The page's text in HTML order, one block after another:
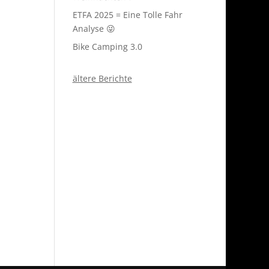
ETFA 2025 = Eine Tolle Fahr
Analyse 😜
Bike Camping 3.0
ältere Berichte